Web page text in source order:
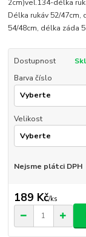
2cm)vel.134-délka
Délka rukáv 52/
54/48cm, délka záda
Dostupnost
Barva číslo
Velikost
Nejsme plátci DPH
189 Kč/ks